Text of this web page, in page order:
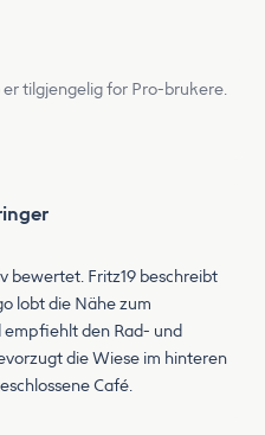
tilgjengelig for Pro-brukere.
bewertet. Fritz19 beschreibt
lobt die Nähe zum
den Rad- und
die Wiese im hinteren
Café.